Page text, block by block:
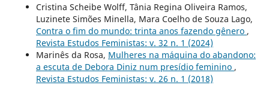
Cristina Scheibe Wolff, Tânia Regina Oliveira Ramos,
Luzinete Simões Minella, Mara Coelho de Souza Lago,
Contra o fim do mundo: trinta anos fazendo gênero ,
Revista Estudos Feministas: v. 32 n. 1 (2024)
Marinês da Rosa, Mulheres na máquina do abandono:
a escuta de Debora Diniz num presídio feminino ,
Revista Estudos Feministas: v. 26 n. 1 (2018)